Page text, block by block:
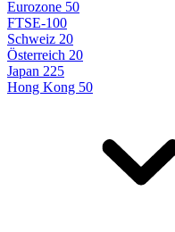
Eurozone 50
FTSE-100
Schweiz 20
Österreich 20
Japan 225
Hong Kong 50